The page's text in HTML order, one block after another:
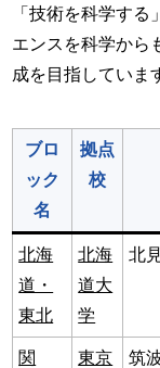
「技術を科学す
エンスを科学から
成を目指していま
ブロ
ック
名
拠点
校
北海
道・
東北
北海
道大
学
北
関
東京
筑